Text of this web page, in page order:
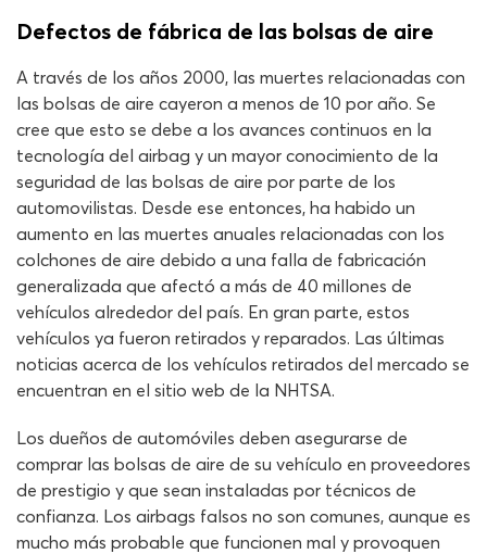
Defectos de fábrica de las bolsas de aire
A través de los años 2000, las muertes relacionadas con
las bolsas de aire cayeron a menos de 10 por año. Se
cree que esto se debe a los avances continuos en la
tecnología del airbag y un mayor conocimiento de la
seguridad de las bolsas de aire por parte de los
automovilistas. Desde ese entonces, ha habido un
aumento en las muertes anuales relacionadas con los
colchones de aire debido a una falla de fabricación
generalizada que afectó a más de 40 millones de
vehículos alrededor del país. En gran parte, estos
vehículos ya fueron retirados y reparados. Las últimas
noticias acerca de los vehículos retirados del mercado se
encuentran en el sitio web de la NHTSA.
Los dueños de automóviles deben asegurarse de
comprar las bolsas de aire de su vehículo en proveedores
de prestigio y que sean instaladas por técnicos de
confianza. Los airbags falsos no son comunes, aunque es
mucho más probable que funcionen mal y provoquen